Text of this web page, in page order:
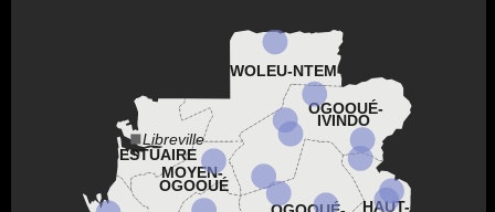
HAUT-
MOYEN-
OGOOUÉ
ESTUAIRE
OGOOUÉ-
IVINDO
WOLEU-NTEM
Libreville